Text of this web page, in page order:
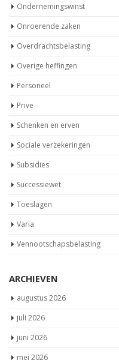
Ondernemingswinst
Onroerende zaken
Overdrachtsbelasting
Overige heffingen
Personeel
Prive
Schenken en erven
Sociale verzekeringen
Subsidies
Successiewet
Toeslagen
Varia
Vennootschapsbelasting
ARCHIEVEN
augustus 2026
juli 2026
juni 2026
mei 2026